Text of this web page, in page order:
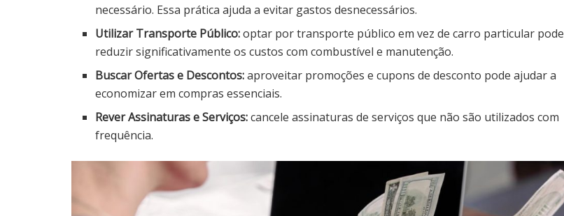
necessário. Essa prática ajuda a evitar gastos desnecessários.
Utilizar Transporte Público:optar por transporte público em vez de carro particular pode
reduzir significativamente os custos com combustível e manutenção.
Buscar Ofertas e Descontos:aproveitar promoções e cupons de desconto pode ajudar a
economizar em compras essenciais.
Rever Assinaturas e Serviços:cancele assinaturas de serviços que não são utilizados com
frequência.